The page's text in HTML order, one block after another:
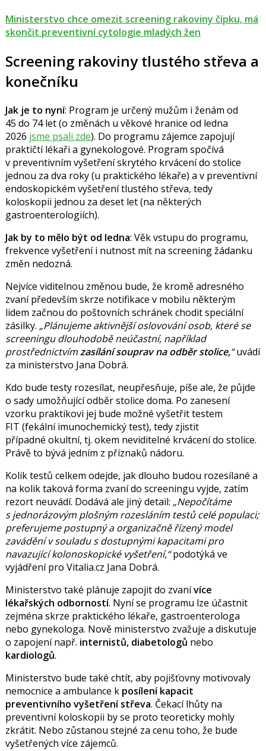
Ministerstvo chce omezit screening rakoviny čípku, má
skončit preventivní cytologie mladých žen
Screening rakoviny tlustého střeva a
konečníku
Jak je to nyní: Program je určený mužům i ženám od
45 do 74 let (o změnách u věkové hranice od ledna
2026 jsme psali zde). Do programu zájemce zapojují
praktičtí lékaři a gynekologové. Program spočívá
v preventivním vyšetření skrytého krvácení do stolice
jednou za dva roky (u praktického lékaře) a v preventivní
endoskopickém vyšetření tlustého střeva, tedy
koloskopii jednou za deset let (na některých
gastroenterologiích).
Jak by to mělo být od ledna: Věk vstupu do programu,
frekvence vyšetření i nutnost mít na screening žádanku
změn nedozná.
Nejvíce viditelnou změnou bude, že kromě adresného
zvaní především skrze notifikace v mobilu některým
lidem začnou do poštovních schránek chodit speciální
zásilky. Plánujeme aktivnější oslovování osob, které se
screeningu dlouhodobě neúčastní, například
prostřednictvímzasílání souprav na odběr stolice, uvádí
za ministerstvo Jana Dobrá.
Kdo bude testy rozesílat, neupřesňuje, píše ale, že půjde
o sady umožňující odběr stolice doma. Po zanesení
vzorku praktikovi jej bude možné vyšetřit testem
FIT (fekální imunochemický test), tedy zjistit
případné okultní, tj. okem neviditelné krvácení do stolice.
Právě to bývá jedním z příznaků nádoru.
Kolik testů celkem odejde, jak dlouho budou rozesílané a
na kolik taková forma zvaní do screeningu vyjde, zatím
rezort neuvádí. Dodává ale jiný detail: Nepočítáme
s jednorázovým plošným rozesláním testů celé populaci;
preferujeme postupný a organizačně řízený model
zavádění v souladu s dostupnými kapacitami pro
navazující kolonoskopické vyšetření, podotýká ve
vyjádření pro Vitalia.cz Jana Dobrá.
Ministerstvo také plánuje zapojit do zvanívíce
lékařských odborností. Nyní se programu lze účastnit
zejména skrze praktického lékaře, gastroenterologa
nebo gynekologa. Nově ministerstvo zvažuje a diskutuje
o zapojení např. internistů, diabetologů nebo
kardiologů.
Ministerstvo bude také chtít, aby pojišťovny motivovaly
nemocnice a ambulance k posílení kapacit
preventivního vyšetření střeva. Čekací lhůty na
preventivní koloskopii by se proto teoreticky mohly
zkrátit. Nebo zůstanou stejné za cenu toho, že bude
vyšetřených více zájemců.